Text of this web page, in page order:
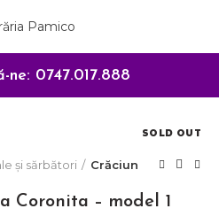
ne: 0747.017.888
SOLD OUT
și sărbători Crăciun
Coronita – model 1